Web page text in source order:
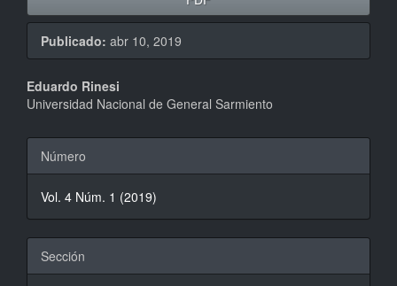
Publicado: abr 10, 2019
Contenido
principal
del
artículo
Eduardo Rinesi
Universidad Nacional de General Sarmiento
Detalles
del
artículo
Número
Vol. 4 Núm. 1 (2019)
Sección